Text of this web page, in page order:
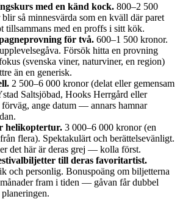
med en känd kock. 800–2 500
så minnesvärda som en kväll där paret
tillsammans med en proffs i sitt kök.
för två. 600–1 500 kronor.
Försök hitta en provning
(svenska viner, naturviner, en region)
än en generisk.
2 500–6 000 kronor (delat eller gemensam
Saltsjöbad, Hooks Herrgård eller
ange datum — annars hamnar
helikoptertur. 3 000–6 000 kronor (en
flera). Spektakulärt och berättelsevänligt.
det här är deras grej — kolla först.
till deras favoritartist.
och personlig. Bonuspoäng om biljetterna
fram i tiden — gåvan får dubbel